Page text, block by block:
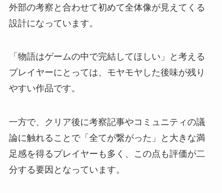
外部の考察と合わせて初めて全体像が見えてくる
設計になっています。
「物語はゲームの中で完結してほしい」と考える
プレイヤーにとっては、モヤモヤした後味が残り
やすい作品です。
一方で、クリア後に考察記事やコミュニティの議
論に触れることで「全てが繋がった」と大きな満
足感を得るプレイヤーも多く、この点も評価が二
分する要因となっています。